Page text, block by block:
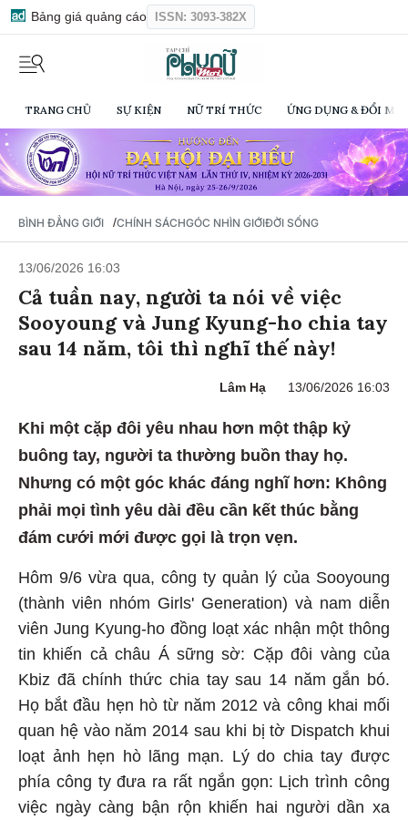
Bảng giá quảng cáo ISSN: 3093-382X
TRANG CHỦ SỰ KIỆN NỮ TRÍ THỨC ỨNG DỤNG & ĐỔI
BÌNH ĐẲNG GIỚI /CHÍNH SÁCHGÓC NHÌN GIỚIĐỜI SỐNG
13/06/2026 16:03
Cả tuần nay, người ta nói về việc
Sooyoung và Jung Kyung-ho chia tay
sau 14 năm, tôi thì nghĩ thế này!
Lâm Hạ 13/06/2026 16:03
Khi một cặp đôi yêu nhau hơn một thập kỷ
buông tay, người ta thường buồn thay họ.
Nhưng có một góc khác đáng nghĩ hơn: Không
phải mọi tình yêu dài đều cần kết thúc bằng
đám cưới mới được gọi là trọn vẹn.
Hôm 9/6 vừa qua, công ty quản lý của Sooyoung
(thành viên nhóm Girls' Generation) và nam diễn
viên Jung Kyung-ho đồng loạt xác nhận một thông
tin khiến cả châu Á sững sờ: Cặp đôi vàng của
Kbiz đã chính thức chia tay sau 14 năm gắn bó.
Họ bắt đầu hẹn hò từ năm 2012 và công khai mối
quan hệ vào năm 2014 sau khi bị tờ Dispatch khui
loạt ảnh hẹn hò lãng mạn. Lý do chia tay được
phía công ty đưa ra rất ngắn gọn: Lịch trình công
việc ngày càng bận rộn khiến hai người dần xa